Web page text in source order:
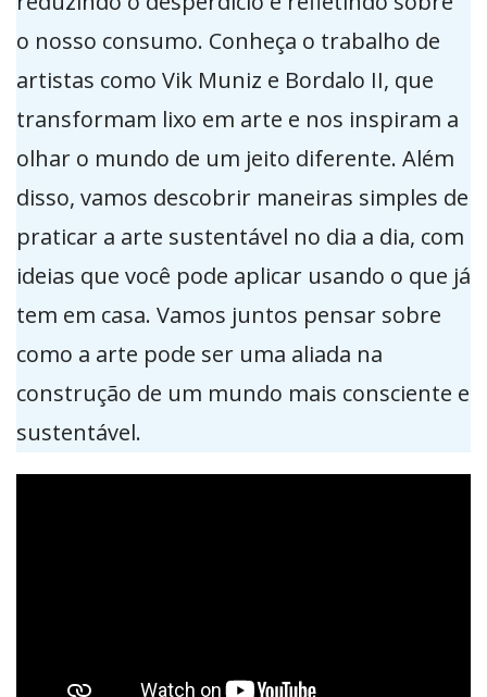
o nosso consumo. Conheça o trabalho de
artistas como Vik Muniz e Bordalo II, que
transformam lixo em arte e nos inspiram a
olhar o mundo de um jeito diferente. Além
disso, vamos descobrir maneiras simples de
praticar a arte sustentável no dia a dia, com
ideias que você pode aplicar usando o que já
tem em casa. Vamos juntos pensar sobre
como a arte pode ser uma aliada na
construção de um mundo mais consciente e
sustentável.